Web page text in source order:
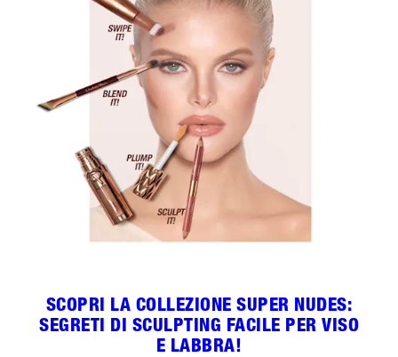
SCOPRI LA COLLEZIONE SUPER NUDES:
SEGRETI DI SCULPTING FACILE PER VISO
E LABBRA!